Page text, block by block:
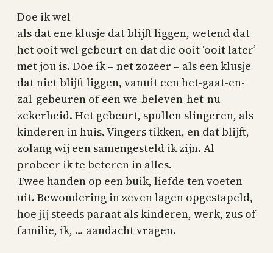
Doe ik wel
als dat ene klusje dat blijft liggen, wetend dat
het ooit wel gebeurt en dat die ooit ‘ooit later’
met jou is. Doe ik – net zozeer – als een klusje
dat niet blijft liggen, vanuit een het-gaat-en-
zal-gebeuren of een we-beleven-het-nu-
zekerheid. Het gebeurt, spullen slingeren, als
kinderen in huis. Vingers tikken, en dat blijft,
zolang wij een samengesteld ik zijn. Al
probeer ik te beteren in alles.
Twee handen op een buik, liefde ten voeten
uit. Bewondering in zeven lagen opgestapeld,
hoe jij steeds paraat als kinderen, werk, zus of
familie, ik, … aandacht vragen.